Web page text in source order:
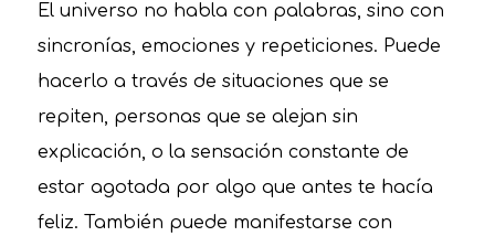
El universo no habla con palabras, sino con
sincronías, emociones y repeticiones. Puede
hacerlo a través de situaciones que se
repiten, personas que se alejan sin
explicación, o la sensación constante de
estar agotada por algo que antes te hacía
feliz. También puede manifestarse con